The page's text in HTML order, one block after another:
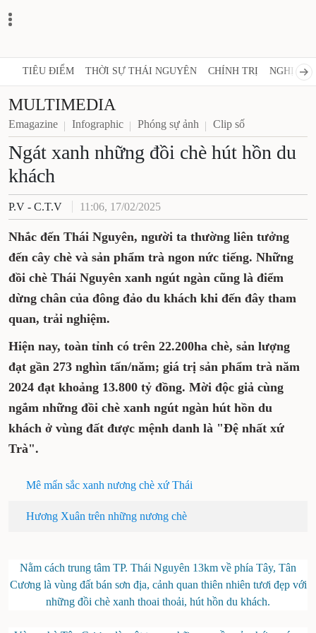
TIÊU ĐIỂM THỜI SỰ THÁI NGUYÊN CHÍNH TRỊ NGHỊ
MULTIMEDIA
Emagazine Infographic Phóng sự ảnh Clip số
Ngát xanh những đồi chè hút hồn du
khách
P.V - C.T.V 11:06, 17/02/2025
Nhắc đến Thái Nguyên, người ta thường liên tưởng
đến cây chè và sản phẩm trà ngon nức tiếng. Những
đồi chè Thái Nguyên xanh ngút ngàn cũng là điểm
dừng chân của đông đảo du khách khi đến đây
tham quan, trải nghiệm.
Hiện nay, toàn tỉnh có trên 22.200ha chè, sản lượng
đạt gần 273 nghìn tấn/năm; giá trị sản phẩm
trà năm 2024 đạt khoảng 13.800 tỷ đồng. Mời độc
giả cùng ngắm những đồi chè xanh ngút ngàn hút
hồn du khách ở vùng đất được mệnh danh là "Đệ
nhất xứ Trà".
Mê mẩn sắc xanh nương chè xứ Thái
Hương Xuân trên những nương chè
Nằm cách trung tâm TP. Thái Nguyên 13km về phía Tây, Tân
Cương là vùng đất bán sơn địa, cảnh quan thiên nhiên tươi đẹp
với những đồi chè xanh thoai thoải, hút hồn du khách.